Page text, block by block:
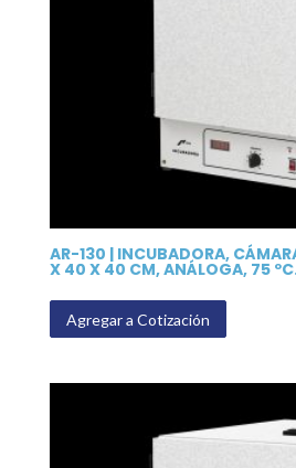
AR-130 | INCUBADORA,
X 40 X 40 CM, ANÁLOGA, 75
Agregar a Cotización